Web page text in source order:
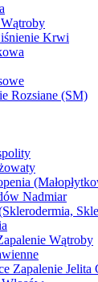
Krwi
Rozsiane (SM)
Nadmiar
Wątroby
Zapalenie Jelita